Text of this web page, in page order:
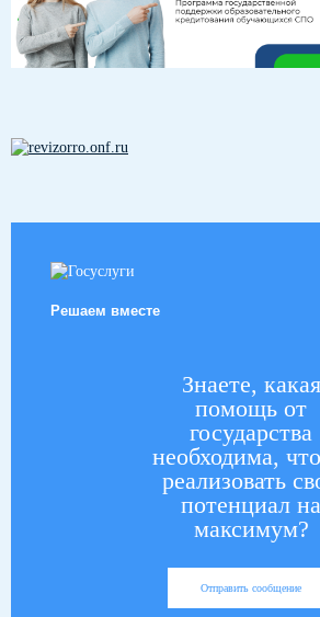
Решаем вместе
Знаете, какая
помощь от
государства
необходима,
реализовать
потенциал на
максимум?
Отправить сообщение